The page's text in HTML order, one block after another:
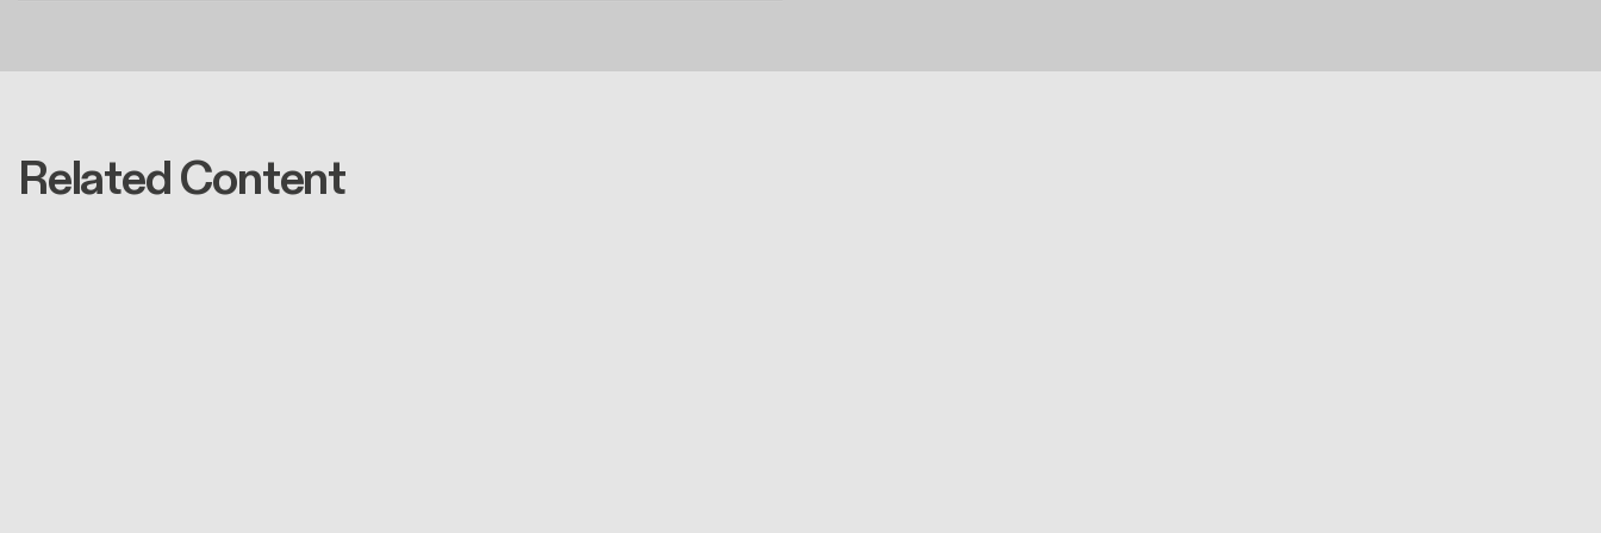
Related Content